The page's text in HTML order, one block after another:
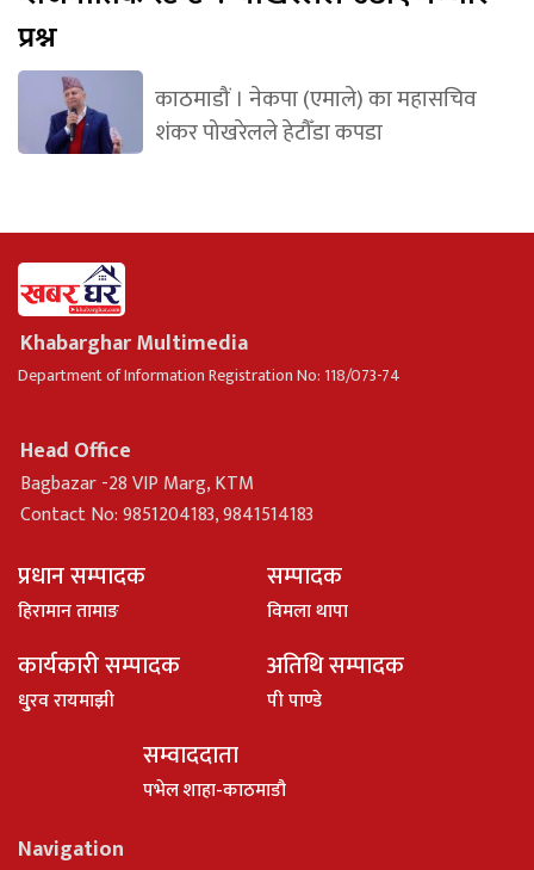
प्रश्न
काठमाडौं । नेकपा (एमाले) का महासचिव
शंकर पोखरेलले हेटौँडा कपडा
Khabarghar Multimedia
Department of Information Registration No: 118/073-74
Head Office
Bagbazar -28 VIP Marg, KTM
Contact No: 9851204183, 9841514183
प्रधान सम्पादक
हिरामान तामाङ
सम्पादक
विमला थापा
कार्यकारी सम्पादक
धु्रव रायमाझी
अतिथि सम्पादक
पी पाण्डे
सम्वाददाता
पभेल शाहा-काठमाडौ
Navigation